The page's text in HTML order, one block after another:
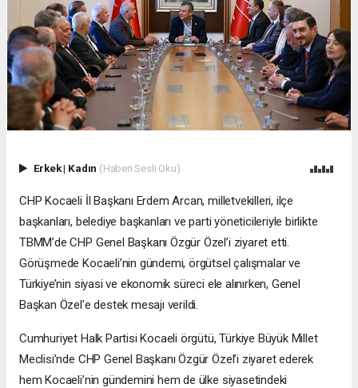
Erkek| Kadın (Haberi Sesli Oku)
CHP Kocaeli İl Başkanı Erdem Arcan, milletvekilleri, ilçe
başkanları, belediye başkanları ve parti yöneticileriyle birlikte
TBMM’de CHP Genel Başkanı Özgür Özel’i ziyaret etti.
Görüşmede Kocaeli’nin gündemi, örgütsel çalışmalar ve
Türkiye’nin siyasi ve ekonomik süreci ele alınırken, Genel
Başkan Özel’e destek mesajı verildi.
Cumhuriyet Halk Partisi Kocaeli örgütü, Türkiye Büyük Millet
Meclisi’nde CHP Genel Başkanı Özgür Özel’i ziyaret ederek
hem Kocaeli’nin gündemini hem de ülke siyasetindeki